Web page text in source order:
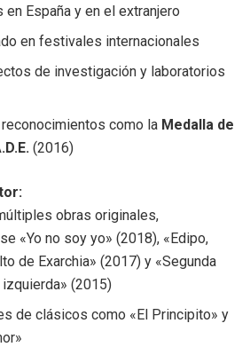
en España y en el extranjero
en festivales internacionales
de investigación y laboratorios
como la Medalla de
(2016)
obras originales,
«Yo no soy yo» (2018), «Edipo,
de Exarchia» (2017) y «Segunda
(2015)
de clásicos como «El Principito» y